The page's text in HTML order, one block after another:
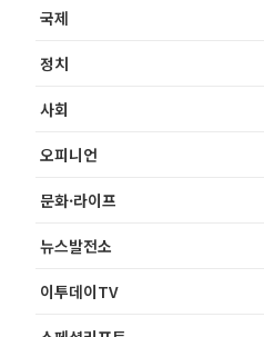
국제
정치
사회
오피니언
문화·라이프
뉴스발전소
이투데이TV